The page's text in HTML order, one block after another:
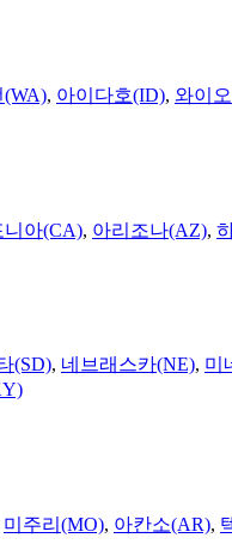
, 아이다호(ID), 와이
니아(CA), 아리조나(AZ),
(SD), 네브래스카(NE), 미
미주리(MO), 아칸소(AR),